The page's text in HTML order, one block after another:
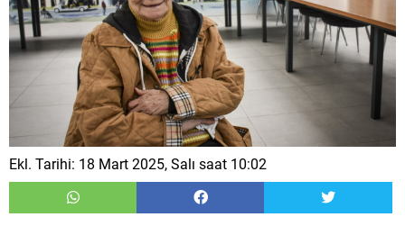
Ekl. Tarihi: 18 Mart 2025, Salı saat 10:02